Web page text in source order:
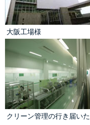
大阪工場様
クリーン管理の行き届いた